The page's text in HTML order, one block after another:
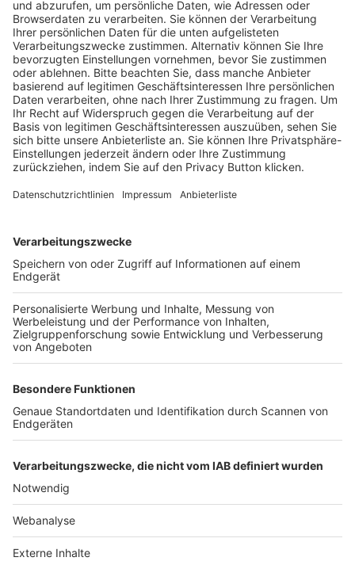
Trainerausbildung
Schulungsangebot Vereinsmitarbeiter
BFV-Geschäftsstellen
Trainerbörse
Login SpielPlus
FOLGE DEM BFV
TOP-VEREINE
TOP-PARTNER
Nutzungsbedingungen Datenschutz Impressum